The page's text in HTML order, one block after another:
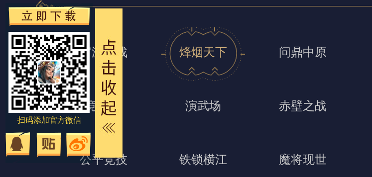
官渡之战 烽烟天下 问鼎中原
竞技场 演武场 赤壁之战
公平竞技 铁锁横江 魔将现世
扫码添加官方微信